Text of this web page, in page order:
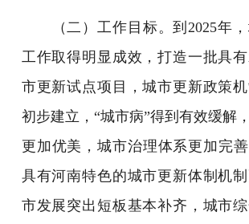
（二）工作目标。到2025年，
工作取得明显成效，打造一批具
市更新试点项目，城市更新政策
初步建立，“城市病”得到有效缓解
更加优美，城市治理体系更加完善
具有河南特色的城市更新体制机
市发展突出短板基本补齐，城市